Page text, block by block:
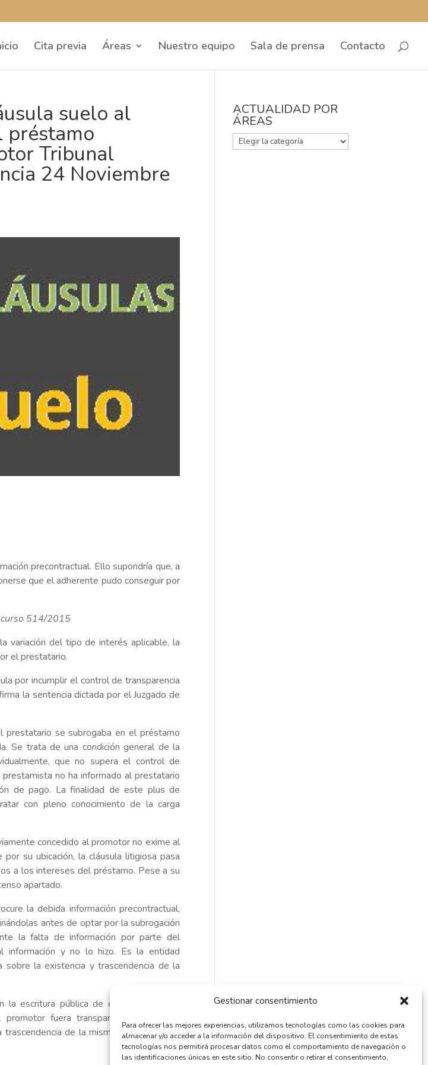
Gestionar consentimiento
Para ofrecer las mejores experiencias, utilizamos tecnologías como las cookies para
almacenar y/o acceder a la información del dispositivo. El consentimiento de estas
tecnologías nos permitirá procesar datos como el comportamiento de navegación o
las identificaciones únicas en este sitio. No consentir o retirar el consentimiento,
Cita previa Áreas Nuestro equipo Sala de prensa Contacto
suelo al
préstamo
Tribunal
24 Noviembre
precontractual. Ello supondrí­a que, a
que el adherente pudo conseguir por
514/2015
variación del tipo de interés aplicable, la
el prestatario.
por incumplir el control de transparencia
la sentencia dictada por el Juzgado de
prestatario se subrogaba en el préstamo
Se trata de una condición general de la
que no supera el control de
no ha informado al prestatario
de pago. La finalidad de este plus de
con pleno conocimiento de la carga
concedido al promotor no exime al
su ubicación, la cláusula litigiosa pasa
a los intereses del préstamo. Pese a su
apartado.
la debida información precontractual,
antes de optar por la subrogación
la falta de información por parte del
información y no lo hizo. Es la entidad
la existencia y trascendencia de la
escritura pública de compraventa con
fuera transparente, ni que se
trascendencia de la misma en un contrato
ACTUALIDAD POR
ÁREAS
ACTUALIDAD
POR